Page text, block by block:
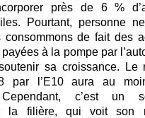
près de 6 %
Pourtant, personne
consommons de fait des
à la pompe par
sa croissance. Le
par l’E10 aura au
Cependant, c’est un
la filière, qui voit son